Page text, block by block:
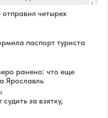
четырех
паспорт туриста
ранено: что еще
Ярославль
за взятку,